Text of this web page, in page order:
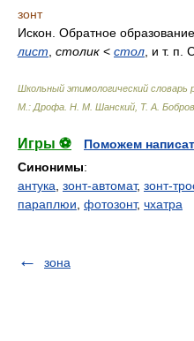
зонт
Искон. Обратное
лист столик < стол , и т. п.
Школьный этимологический словарь
М.: Дрофа Н. М. Шанский, Т. А.
Игры ⚽
Поможем
Синонимы:
антука зонт-автомат, зонт-
параплюи фотозонт, чхатра
зона